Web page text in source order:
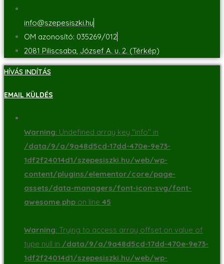
info@szepesiszki.hu
OM azonosító: 035269/012
2081 Piliscsaba, József A. u. 2. (Térkép)
HÍVÁS INDÍTÁS
EMAIL KÜLDÉS
Warning: Undefined array key "info" in
/data/9/a/9a48d5cd-17dd-470e-9e73-
1df2f24014d1/szepesiszki.hu/web/wp-
content/plugins/elementor/core/page-
assets/data-managers/font-icon-svg/font-
awesome.php on line 45
Warning: Trying to access array offset on value of
type null in /data/9/a/9a48d5cd-17dd-470e-9e73-
1df2f24014d1/szepesiszki.hu/web/wp-